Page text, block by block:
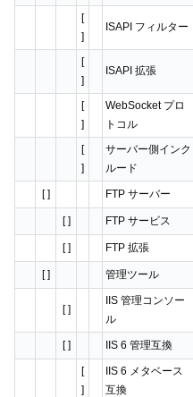
[
]
ISAPI フィルター
[
]
ISAPI 拡張
[
]
WebSocket プロ
トコル
[
]
サーバー側インク
ルード
[ ] FTP サーバー
[ ] FTP サービス
[ ] FTP 拡張
[ ] 管理ツール
[ ]
IIS 管理コンソー
ル
[ ] IIS 6 管理互換
[
]
IIS 6 メタベース
互換